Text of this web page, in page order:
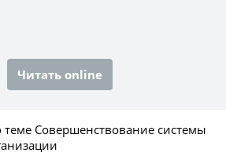
Читать online
теме Совершенствование системы